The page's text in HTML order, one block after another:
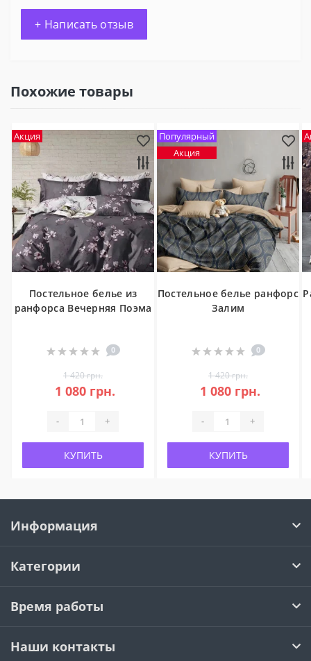
+ Написать отзыв
Похожие товары
Акция
Постельное белье из
ранфорса Вечерняя Поэма
0
1 420 грн.
1 080 грн.
- +
КУПИТЬ
Популярный
Акция
Постельное белье ранфорс
Залим
0
1 420 грн.
1 080 грн.
- +
КУПИТЬ
Информация
Категории
Время работы
Наши контакты